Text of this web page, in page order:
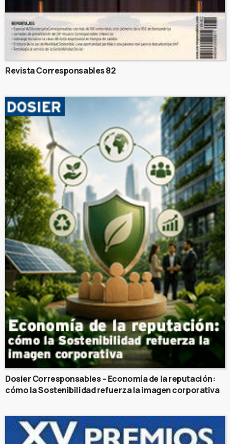
Revista Corresponsables 82
Dosier Corresponsables – Economía de la reputación:
cómo la Sostenibilidad refuerza la imagen corporativa